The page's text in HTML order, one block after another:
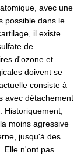
avec une
possible dans le
il existe
de
d'ozone et
doivent se
consiste à
avec détachement
Historiquement,
moins agressive
jusqu'à des
Elle n'ont pas